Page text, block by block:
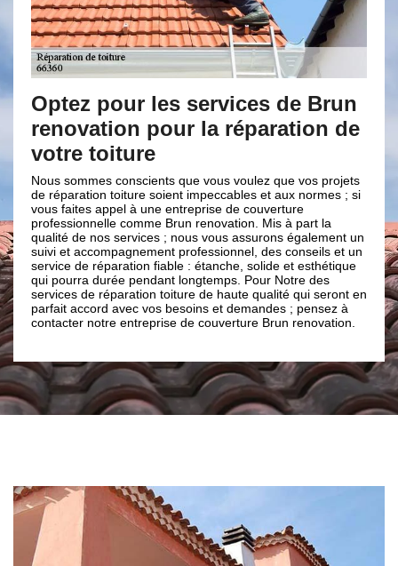
pour les services de Brun
pour la réparation de
conscients que vous voulez que vos projets
toiture soient impeccables et aux normes ; si
appel à une entreprise de couverture
comme Brun renovation. Mis à part la
services ; nous vous assurons également un
professionnel, des conseils et un
réparation fiable : étanche, solide et esthétique
durée pendant longtemps. Pour Notre des
réparation toiture de haute qualité qui seront en
avec vos besoins et demandes ; pensez à
entreprise de couverture Brun renovation.
Brun
réparation
concernant les
réparation est très
couverture Brun
réparation de votre
et les aptitudes
est important que
ciments ou faitages
engendrer des
pour cela, qu’il est
professionnel